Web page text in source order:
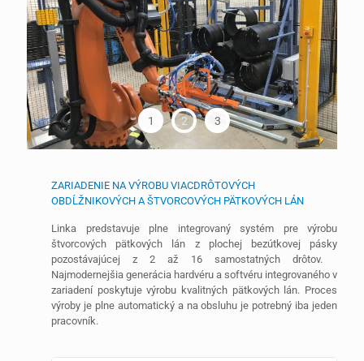
1 2 3
ZARIADENIE NA VÝROBU VIACDRÔTOVÝCH
OBDĹŽNIKOVÝCH A ŠTVORCOVÝCH PÄTKOVÝCH LÁN
Linka predstavuje plne integrovaný systém pre výrobu
štvorcových pätkových lán z plochej bezútkovej pásky
pozostávajúcej z 2 až 16 samostatných drôtov.
Najmodernejšia generácia hardvéru a softvéru integrovaného v
zariadení poskytuje výrobu kvalitných pätkových lán. Proces
výroby je plne automatický a na obsluhu je potrebný iba jeden
pracovník.